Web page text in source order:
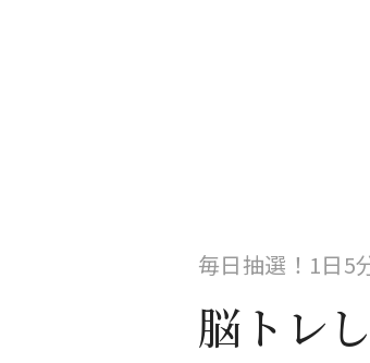
毎日抽選！1日5
脳トレ